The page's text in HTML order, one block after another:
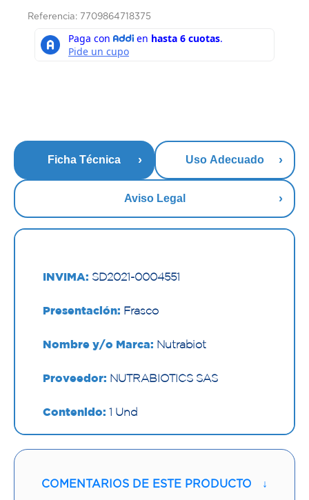
Referencia: 7709864718375
Ficha Técnica Uso Adecuado
Aviso Legal
INVIMA: SD2021-0004551
Presentación: Frasco
Nombre y/o Marca: Nutrabiot
Proveedor: NUTRABIOTICS SAS
Contenido: 1 Und
Código:1292423
COMENTARIOS DE ESTE PRODUCTO ↓